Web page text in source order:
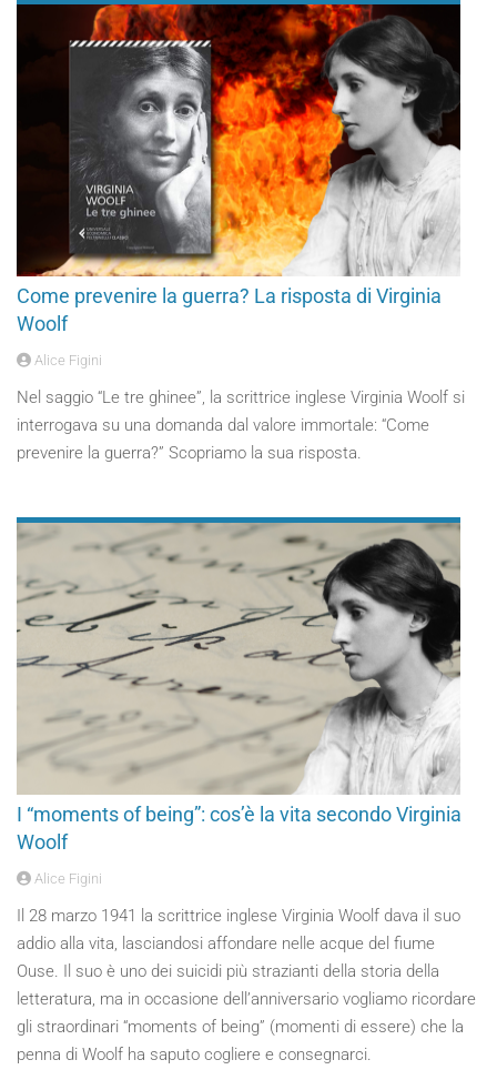
Come prevenire la guerra? La risposta di Virginia
Woolf
Alice Figini
Nel saggio “Le tre ghinee”, la scrittrice inglese Virginia Woolf si
interrogava su una domanda dal valore immortale: “Come
prevenire la guerra?” Scopriamo la sua risposta.
I “moments of being”: cos’è la vita secondo Virginia
Woolf
Alice Figini
Il 28 marzo 1941 la scrittrice inglese Virginia Woolf dava il suo
addio alla vita, lasciandosi affondare nelle acque del fiume
Ouse. Il suo è uno dei suicidi più strazianti della storia della
letteratura, ma in occasione dell’anniversario vogliamo ricordare
gli straordinari “moments of being” (momenti di essere) che la
penna di Woolf ha saputo cogliere e consegnarci.